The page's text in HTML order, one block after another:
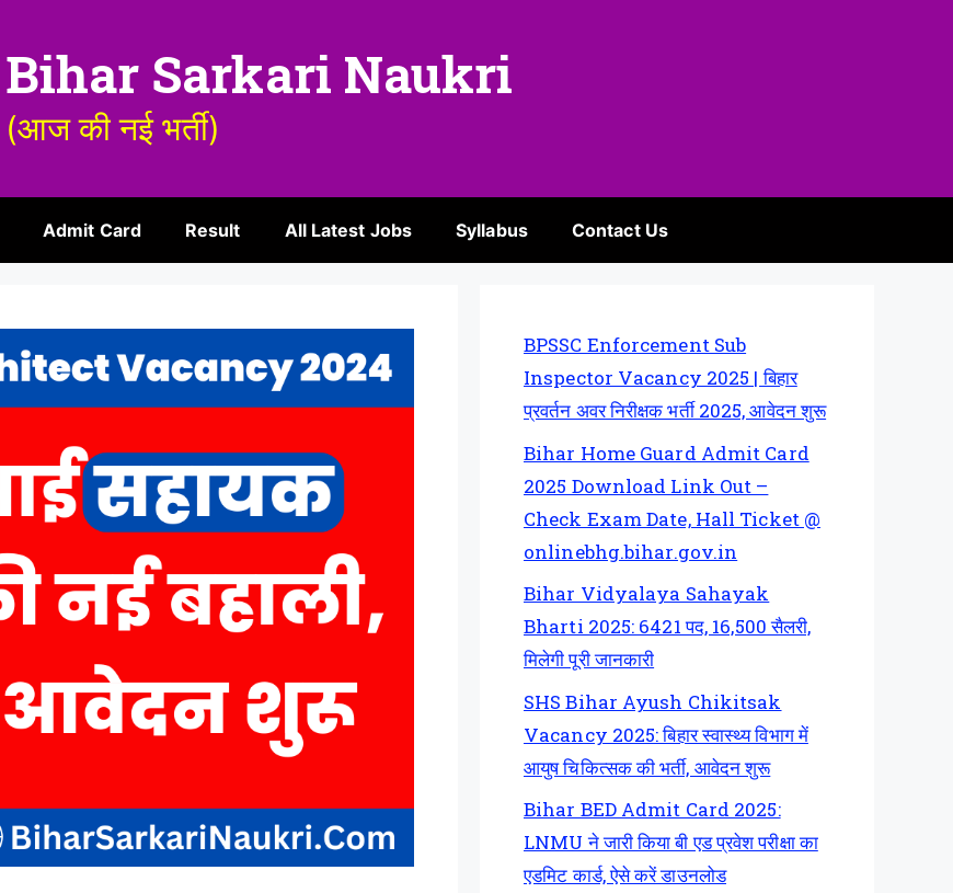
Bihar Sarkari Naukri
(आज की नई भर्ती)
Admit Card Result All Latest Jobs Syllabus Contact Us
BPSSC Enforcement Sub
Inspector Vacancy 2025 | बिहार
प्रवर्तन अवर निरीक्षक भर्ती 2025, आवेदन शुरू
Bihar Home Guard Admit Card
2025 Download Link Out –
Check Exam Date, Hall Ticket @
onlinebhg.bihar.gov.in
Bihar Vidyalaya Sahayak
Bharti 2025: 6421 पद, 16,500 सैलरी,
मिलेगी पूरी जानकारी
SHS Bihar Ayush Chikitsak
Vacancy 2025: बिहार स्वास्थ्य विभाग में
आयुष चिकित्सक की भर्ती, आवेदन शुरू
Bihar BED Admit Card 2025:
LNMU ने जारी किया बी एड प्रवेश परीक्षा का
एडमिट कार्ड, ऐसे करें डाउनलोड